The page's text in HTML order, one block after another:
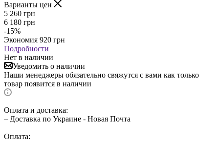
Варианты цен
5 260 грн
6 180 грн
-15%
Экономия 920 грн
Подробности
Нет в наличии
Уведомить о наличии
Наши менеджеры обязательно свяжутся с вами как только
товар появится в наличии
Оплата и доставка:
– Доставка по Украине - Новая Почта
Оплата: